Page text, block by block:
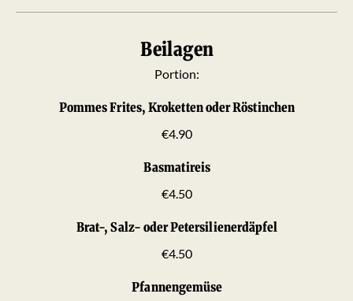
Beilagen
Portion:
Pommes Frites, Kroketten oder Röstinchen
€4.90
Basmatireis
€4.50
Brat-, Salz- oder Petersilienerdäpfel
€4.50
Pfannengemüse